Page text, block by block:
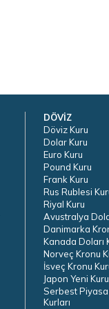
DÖVİZ
Döviz Kuru
Dolar Kuru
Euro Kuru
Pound Kuru
Frank Kuru
Rus Rublesi
Riyal Kuru
Avustralya
Danimarka
Kanada Doları
Norveç Kronu
İsveç Kronu
Japon Yeni Kuru
Serbest
Kurları